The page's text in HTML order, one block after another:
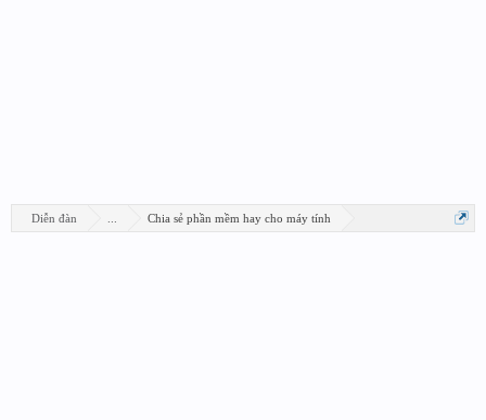
Diễn đàn Chia sẻ phần mềm hay cho máy tính